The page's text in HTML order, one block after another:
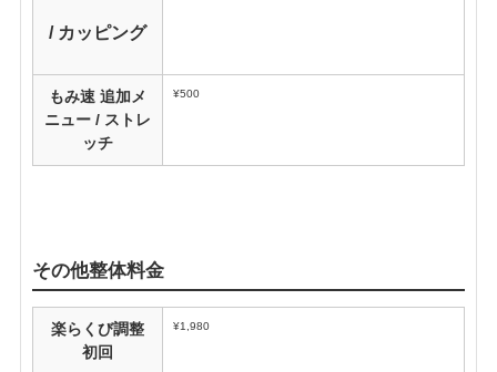
/ カッピング
もみ速 追加メ
ニュー / ストレ
ッチ
¥500
その他整体料金
楽らくび調整
初回
¥1,980